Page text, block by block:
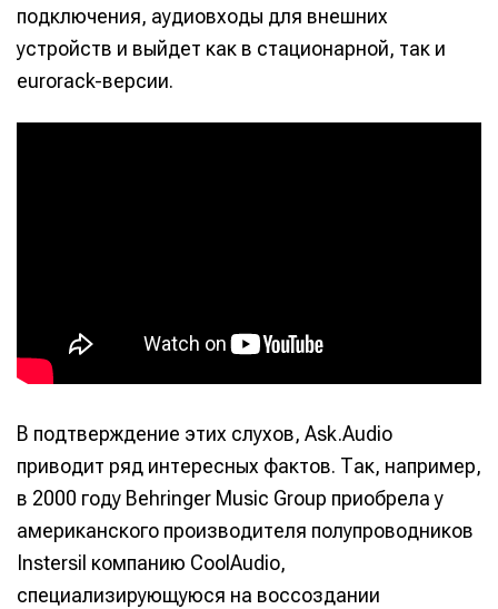
подключения, аудиовходы для внешних
устройств и выйдет как в стационарной, так и
eurorack-версии.
В подтверждение этих слухов, Ask.Audio
приводит ряд интересных фактов. Так, например,
в 2000 году Behringer Music Group приобрела у
американского производителя полупроводников
Instersil компанию CoolAudio,
специализирующуюся на воссоздании